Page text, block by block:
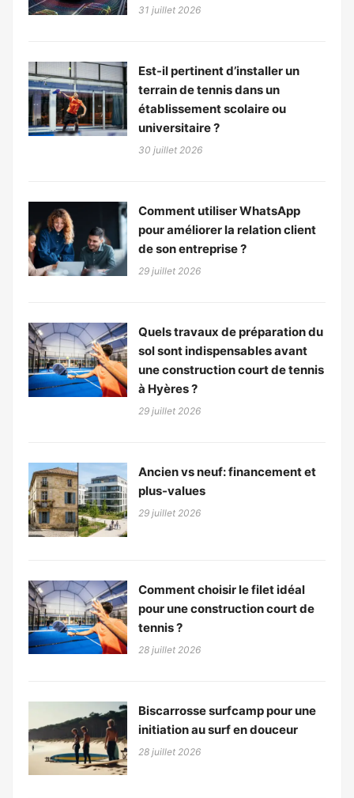
31 juillet 2026
Est-il pertinent d’installer un
terrain de tennis dans un
établissement scolaire ou
universitaire ?
30 juillet 2026
Comment utiliser WhatsApp
pour améliorer la relation client
de son entreprise ?
29 juillet 2026
Quels travaux de préparation du
sol sont indispensables avant
une construction court de tennis
à Hyères ?
29 juillet 2026
Ancien vs neuf: financement et
plus-values
29 juillet 2026
Comment choisir le filet idéal
pour une construction court de
tennis ?
28 juillet 2026
Biscarrosse surfcamp pour une
initiation au surf en douceur
28 juillet 2026